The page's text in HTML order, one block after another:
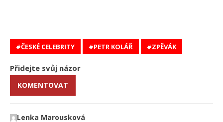
ČESKÉ CELEBRITY PETR KOLÁŘ ZPĚVÁK
Přidejte svůj názor
KOMENTOVAT
Lenka Marousková